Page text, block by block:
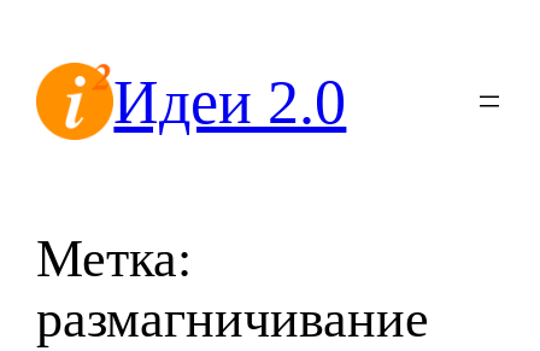
содержимомуИдеи 2.0
Метка:
размагничивание